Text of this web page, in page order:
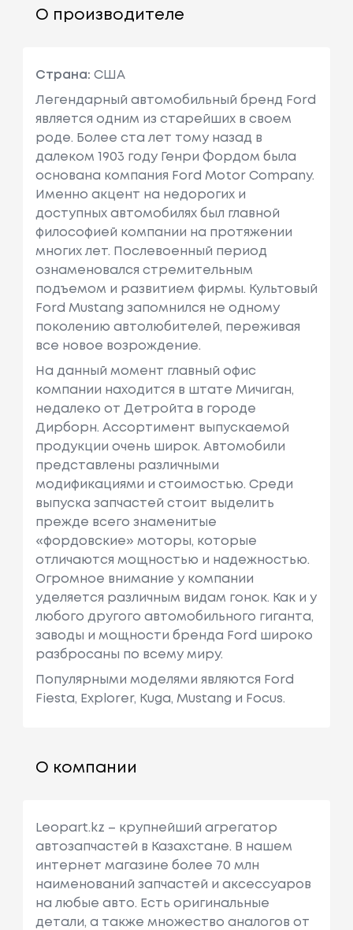
О производителе
Страна: США
Легендарный автомобильный бренд Ford
является одним из старейших в своем
роде. Более ста лет тому назад в
далеком 1903 году Генри Фордом была
основана компания Ford Motor Company.
Именно акцент на недорогих и
доступных автомобилях был главной
философией компании на протяжении
многих лет. Послевоенный период
ознаменовался стремительным
подъемом и развитием фирмы. Культовый
Ford Mustang запомнился не одному
поколению автолюбителей, переживая
все новое возрождение.
На данный момент главный офис
компании находится в штате Мичиган,
недалеко от Детройта в городе
Дирборн. Ассортимент выпускаемой
продукции очень широк. Автомобили
представлены различными
модификациями и стоимостью. Среди
выпуска запчастей стоит выделить
прежде всего знаменитые
«фордовские» моторы, которые
отличаются мощностью и надежностью.
Огромное внимание у компании
уделяется различным видам гонок. Как и у
любого другого автомобильного гиганта,
заводы и мощности бренда Ford широко
разбросаны по всему миру.
Популярными моделями являются Ford
Fiesta, Explorer, Kuga, Mustang и Focus.
О компании
Leopart.kz – крупнейший агрегатор
автозапчастей в Казахстане. В нашем
интернет магазине более 70 млн
наименований запчастей и аксессуаров
на любые авто. Есть оригинальные
детали, а также множество аналогов от